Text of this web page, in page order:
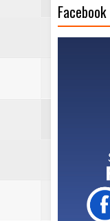
Facebook